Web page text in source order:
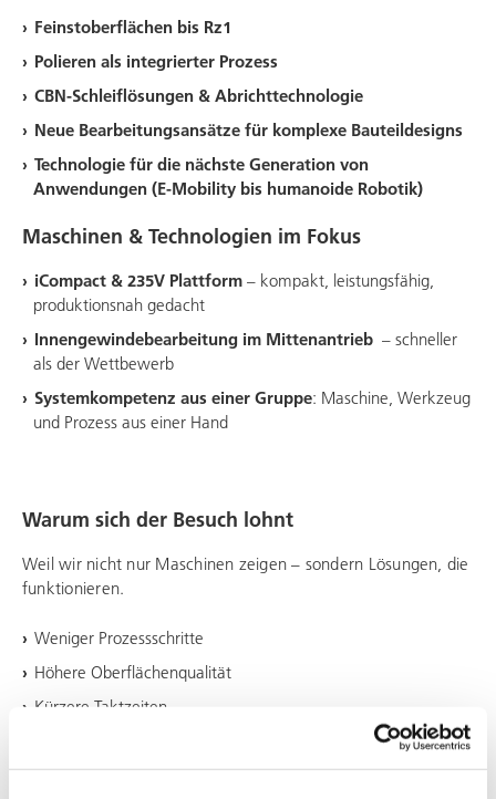
Feinstoberflächen bis Rz1
Polieren als integrierter Prozess
CBN-Schleiflösungen & Abrichttechnologie
Neue Bearbeitungsansätze für komplexe Bauteildesigns
Technologie für die nächste Generation von
Anwendungen (E-Mobility bis humanoide Robotik)
Maschinen & Technologien im Fokus
iCompact & 235V Plattform – kompakt, leistungsfähig,
produktionsnah gedacht
Innengewindebearbeitung im Mittenantrieb – schneller
als der Wettbewerb
Systemkompetenz aus einer Gruppe: Maschine, Werkzeug
und Prozess aus einer Hand
Warum sich der Besuch lohnt
Weil wir nicht nur Maschinen zeigen – sondern Lösungen, die
funktionieren.
Weniger Prozessschritte
Höhere Oberflächenqualität
Kürzere Taktzeiten
Klare Integration in bestehende Produktionsumgebungen